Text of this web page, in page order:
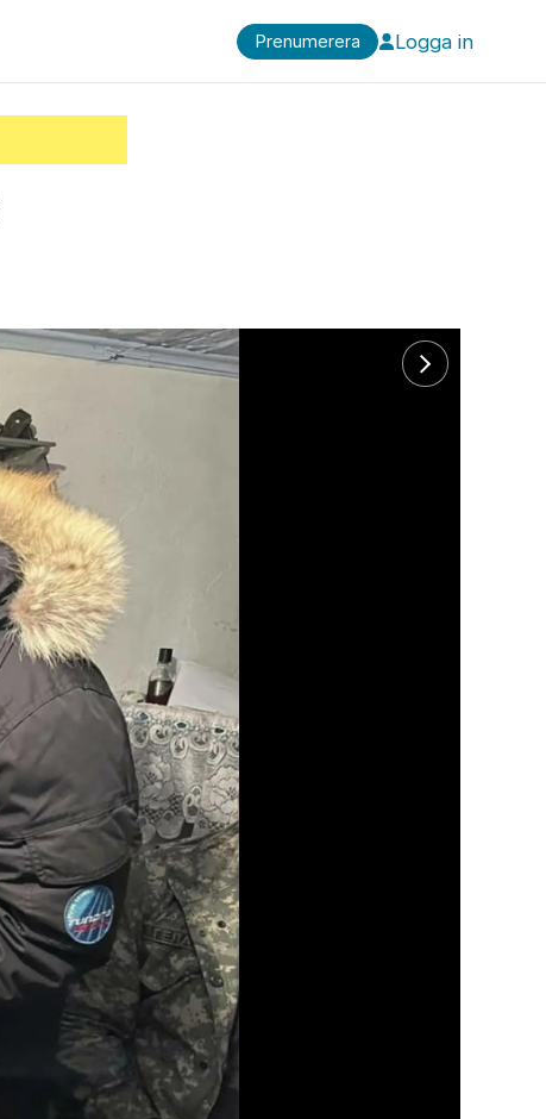
Prenumerera Logga in